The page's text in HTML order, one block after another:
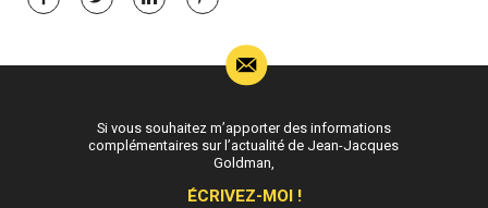
Si vous souhaitez m’apporter des informations
complémentaires sur l’actualité de Jean-Jacques
Goldman,
ÉCRIVEZ-MOI !